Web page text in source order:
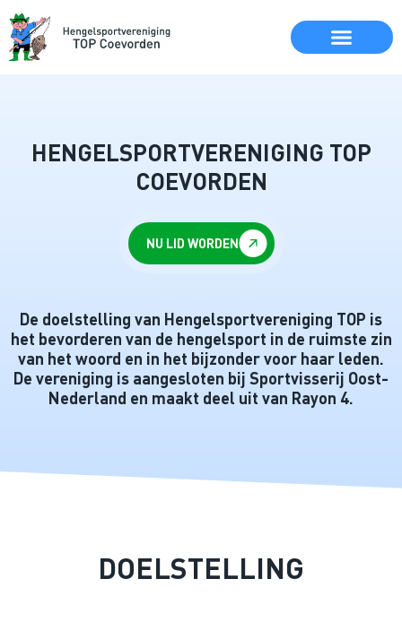
HENGELSPORTVERENIGING TOP
COEVORDEN
NU LID WORDEN
De doelstelling van Hengelsportvereniging TOP is
het bevorderen van de hengelsport in de ruimste zin
van het woord en in het bijzonder voor haar leden.
De vereniging is aangesloten bij Sportvisserij Oost-
Nederland en maakt deel uit van Rayon 4.
DOELSTELLING